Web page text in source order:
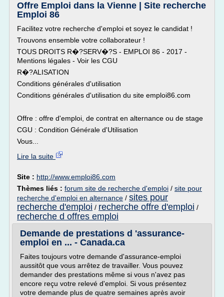
Offre Emploi dans la Vienne | Site recherche
Emploi 86
Facilitez votre recherche d'emploi et soyez le candidat !
Trouvons ensemble votre collaborateur !
TOUS DROITS R�?SERV�?S - EMPLOI 86 - 2017 -
Mentions légales - Voir les CGU
R�?ALISATION
Conditions générales d'utilisation
Conditions générales d'utilisation du site emploi86.com
Offre : offre d'emploi, de contrat en alternance ou de stage
CGU : Condition Générale d'Utilisation
Vous...
Lire la suite
Site : http://www.emploi86.com
Thèmes liés : forum site de recherche d'emploi / site pour
recherche d'emploi en alternance / sites pour
recherche d'emploi / recherche offre d'emploi /
recherche d offres emploi
Demande de prestations d 'assurance-
emploi en ... - Canada.ca
Faites toujours votre demande d'assurance-emploi
aussitôt que vous arrêtez de travailler. Vous pouvez
demander des prestations même si vous n'avez pas
encore reçu votre relevé d'emploi. Si vous présentez
votre demande plus de quatre semaines après avoir